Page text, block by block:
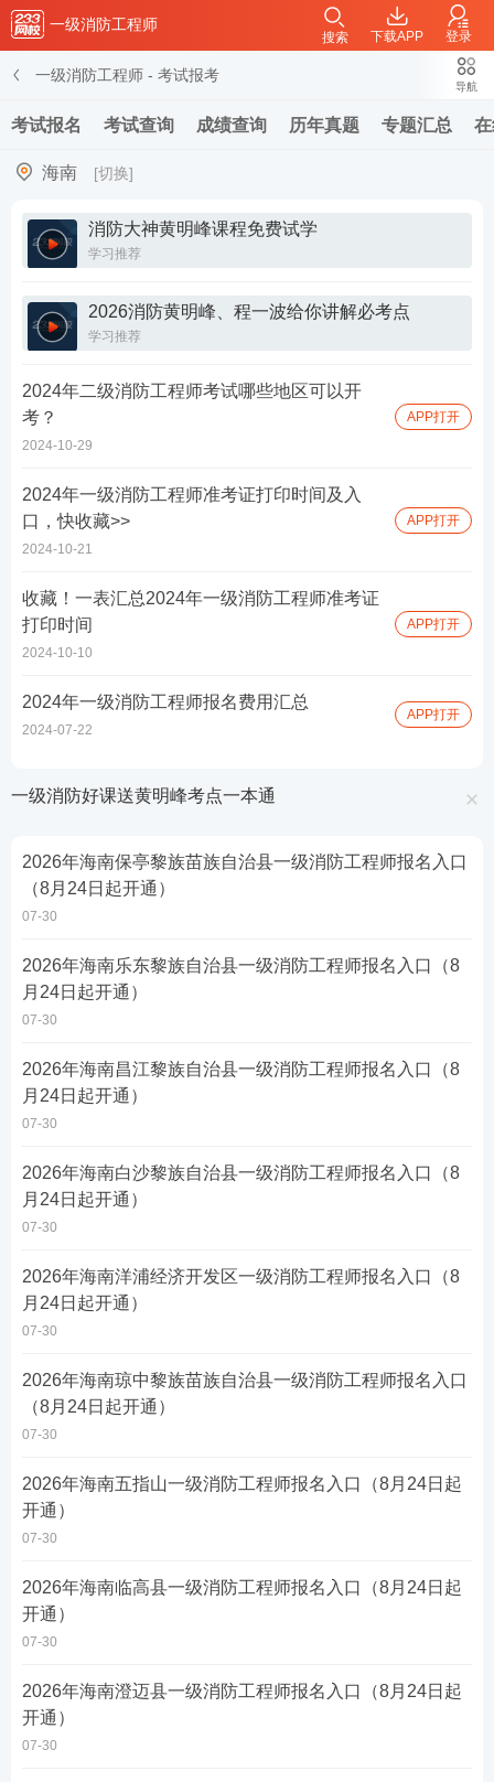
一级消防工程师
下载APP 登录
搜索
一级消防工程师 - 考试报考
考试报名 考试查询 成绩查询 历年真题 专题汇总
导航
海南 [切换]
消防大神黄明峰课程免费试学
学习推荐
2026消防黄明峰、程一波给你讲解必考点
学习推荐
2024年二级消防工程师考试哪些地区可以开
考？
2024-10-29
APP打开
2024年一级消防工程师准考证打印时间及入
口，快收藏>>
2024-10-21
APP打开
收藏！一表汇总2024年一级消防工程师准考证
打印时间
2024-10-10
APP打开
2024年一级消防工程师报名费用汇总
2024-07-22
APP打开
一级消防好课送黄明峰考点一本通
2026年海南保亭黎族苗族自治县一级消防工程师报名入口
（8月24日起开通）
07-30
2026年海南乐东黎族自治县一级消防工程师报名入口（8
月24日起开通）
07-30
2026年海南昌江黎族自治县一级消防工程师报名入口（8
月24日起开通）
07-30
2026年海南白沙黎族自治县一级消防工程师报名入口（8
月24日起开通）
07-30
2026年海南洋浦经济开发区一级消防工程师报名入口（8
月24日起开通）
07-30
2026年海南琼中黎族苗族自治县一级消防工程师报名入口
（8月24日起开通）
07-30
2026年海南五指山一级消防工程师报名入口（8月24日起
开通）
07-30
2026年海南临高县一级消防工程师报名入口（8月24日起
开通）
07-30
2026年海南澄迈县一级消防工程师报名入口（8月24日起
开通）
07-30